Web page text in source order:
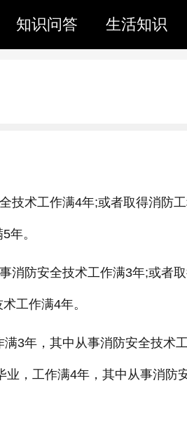
知识问答 生活知识
技术工作满4年;或者取得消防
年。
消防安全技术工作满3年;或者
工作满4年。
3年，其中从事消防安全技术
，工作满4年，其中从事消防